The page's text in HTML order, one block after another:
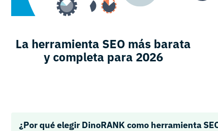
La herramienta SEO más barata
y completa para 2026
¿Por qué elegir DinoRANK como herramienta